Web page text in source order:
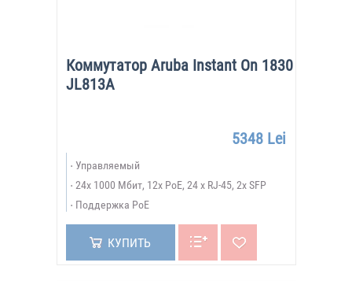
Коммутатор Aruba Instant On 1830
JL813A
5348 Lei
Управляемый
24х 1000 Мбит, 12x PoE, 24 x RJ-45, 2x SFP
Поддержка PoE
КУПИТЬ